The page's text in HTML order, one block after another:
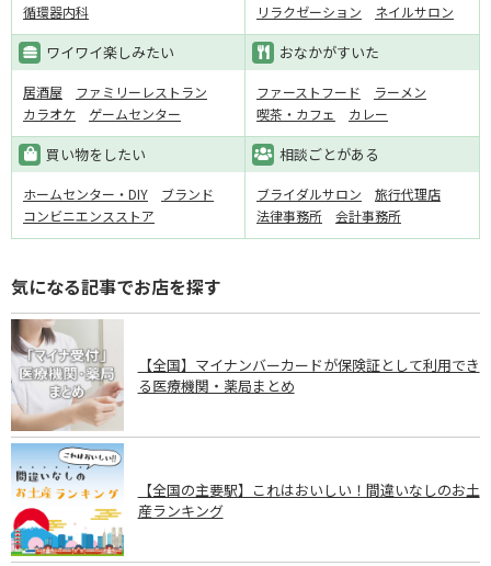
循環器内科
リラクゼーション
ネイルサロン
ワイワイ楽しみたい
居酒屋
ファミリーレストラン
カラオケ
ゲームセンター
おなかがすいた
ファーストフード
ラーメン
喫茶・カフェ
カレー
買い物をしたい
ホームセンター・DIY
ブランド
コンビニエンスストア
相談ごとがある
ブライダルサロン
旅行代理店
法律事務所
会計事務所
気になる記事でお店を探す
【全国】マイナンバーカードが保険証として利用でき
る医療機関・薬局まとめ
【全国の主要駅】これはおいしい！間違いなしのお土
産ランキング